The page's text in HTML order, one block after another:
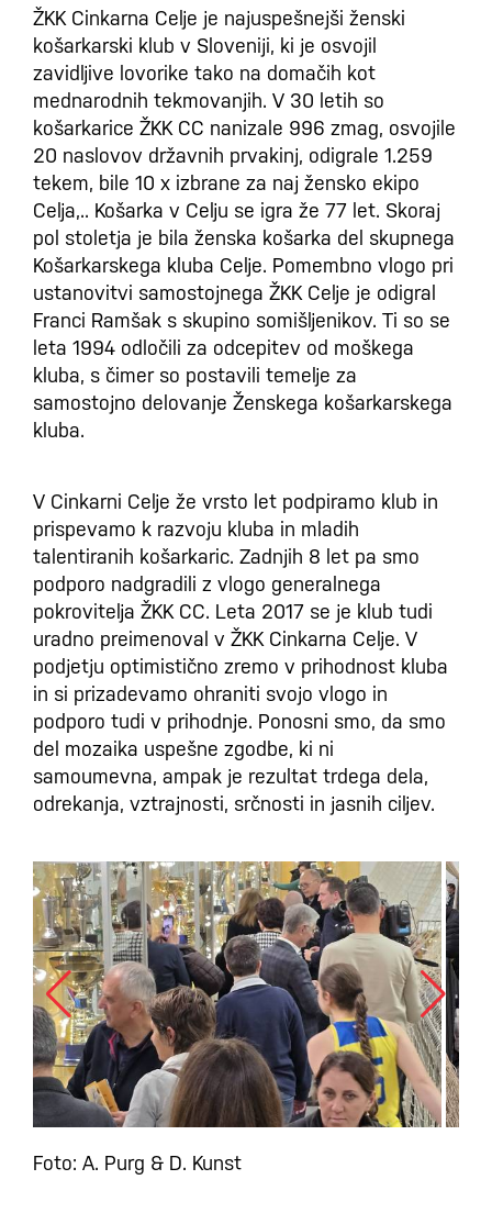
ŽKK Cinkarna Celje je najuspešnejši ženski
košarkarski klub v Sloveniji, ki je osvojil
zavidljive lovorike tako na domačih kot
mednarodnih tekmovanjih. V 30 letih so
košarkarice ŽKK CC nanizale 996 zmag, osvojile
20 naslovov državnih prvakinj, odigrale 1.259
tekem, bile 10 x izbrane za naj žensko ekipo
Celja,.. Košarka v Celju se igra že 77 let. Skoraj
pol stoletja je bila ženska košarka del skupnega
Košarkarskega kluba Celje. Pomembno vlogo pri
ustanovitvi samostojnega ŽKK Celje je odigral
Franci Ramšak s skupino somišljenikov. Ti so se
leta 1994 odločili za odcepitev od moškega
kluba, s čimer so postavili temelje za
samostojno delovanje Ženskega košarkarskega
kluba.
V Cinkarni Celje že vrsto let podpiramo klub in
prispevamo k razvoju kluba in mladih
talentiranih košarkaric. Zadnjih 8 let pa smo
podporo nadgradili z vlogo generalnega
pokrovitelja ŽKK CC. Leta 2017 se je klub tudi
uradno preimenoval v ŽKK Cinkarna Celje. V
podjetju optimistično zremo v prihodnost kluba
in si prizadevamo ohraniti svojo vlogo in
podporo tudi v prihodnje. Ponosni smo, da smo
del mozaika uspešne zgodbe, ki ni
samoumevna, ampak je rezultat trdega dela,
odrekanja, vztrajnosti, srčnosti in jasnih ciljev.
Foto: A. Purg & D. Kunst